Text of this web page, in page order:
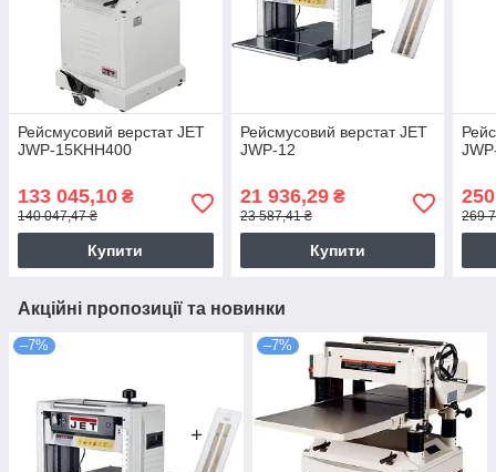
Рейсмусовий верстат JET
JWP-15KHH400
133 045,10 ₴
140 047,47 ₴
Купити
Рейсмусовий верстат JET
JWP-12
21 936,29₴
23 587,41 ₴
Купити
269
Акційні пропозиції та новинки
–7% –7%